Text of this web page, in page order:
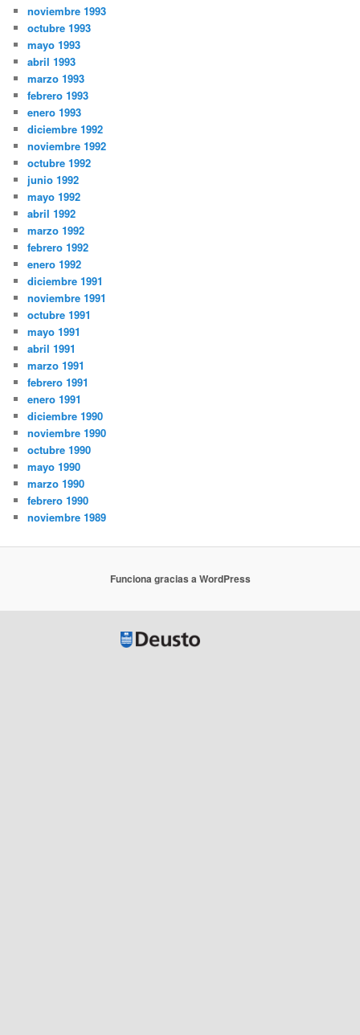
noviembre 1993
octubre 1993
mayo 1993
abril 1993
marzo 1993
febrero 1993
enero 1993
diciembre 1992
noviembre 1992
octubre 1992
junio 1992
mayo 1992
abril 1992
marzo 1992
febrero 1992
enero 1992
diciembre 1991
noviembre 1991
octubre 1991
mayo 1991
abril 1991
marzo 1991
febrero 1991
enero 1991
diciembre 1990
noviembre 1990
octubre 1990
mayo 1990
marzo 1990
febrero 1990
noviembre 1989
Funciona gracias a WordPress